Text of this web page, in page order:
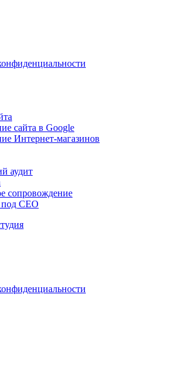
сайта в Google
Интернет-магазинов
аудит
сопровождение
под СЕО